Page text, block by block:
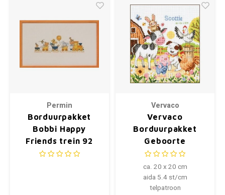
Permin
Borduurpakket
Bobbi Happy
Friends trein 92
2149
Vervaco
Vervaco
Borduurpakket
Geboorte
Boerderijdieren
ca. 20 x 20 cm
aida 5.4 st/cm
telpatroon